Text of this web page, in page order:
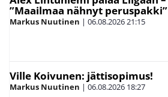
”Maailmaa nähnyt peruspakki”
Markus Nuutinen | 06.08.202621:15
Ville Koivunen: jättisopimus!
Markus Nuutinen | 06.08.2026 18:27